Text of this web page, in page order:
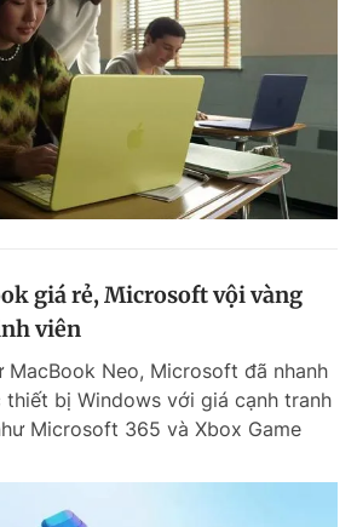
giá rẻ, Microsoft vội vàng
viên
Neo, Microsoft đã nhanh
bị Windows với giá cạnh tranh
Microsoft 365 và Xbox Game